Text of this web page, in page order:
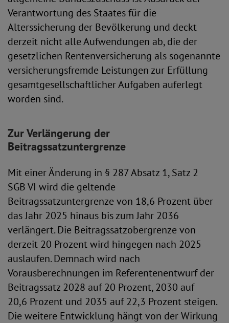
Verantwortung des Staates für die
Alterssicherung der Bevölkerung und deckt
derzeit nicht alle Aufwendungen ab, die der
gesetzlichen Rentenversicherung als sogenannte
versicherungsfremde Leistungen zur Erfüllung
gesamtgesellschaftlicher Aufgaben auferlegt
worden sind.
Zur Verlängerung der
Beitragssatzuntergrenze
Mit einer Änderung in § 287 Absatz 1, Satz 2
SGB VI wird die geltende
Beitragssatzuntergrenze von 18,6 Prozent über
das Jahr 2025 hinaus bis zum Jahr 2036
verlängert. Die Beitragssatzobergrenze von
derzeit 20 Prozent wird hingegen nach 2025
auslaufen. Demnach wird nach
Vorausberechnungen im Referentenentwurf der
Beitragssatz 2028 auf 20 Prozent, 2030 auf
20,6 Prozent und 2035 auf 22,3 Prozent steigen.
Die weitere Entwicklung hängt von der Wirkung